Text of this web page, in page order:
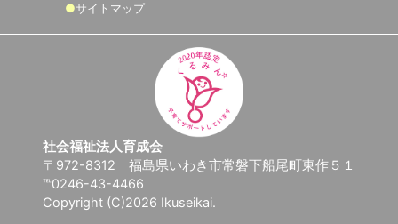
サイトマップ
社会福祉法人育成会
〒972-8312 福島県いわき市常磐下船尾町東作５１
℡0246-43-4466
Copyright (C)2026 Ikuseikai.